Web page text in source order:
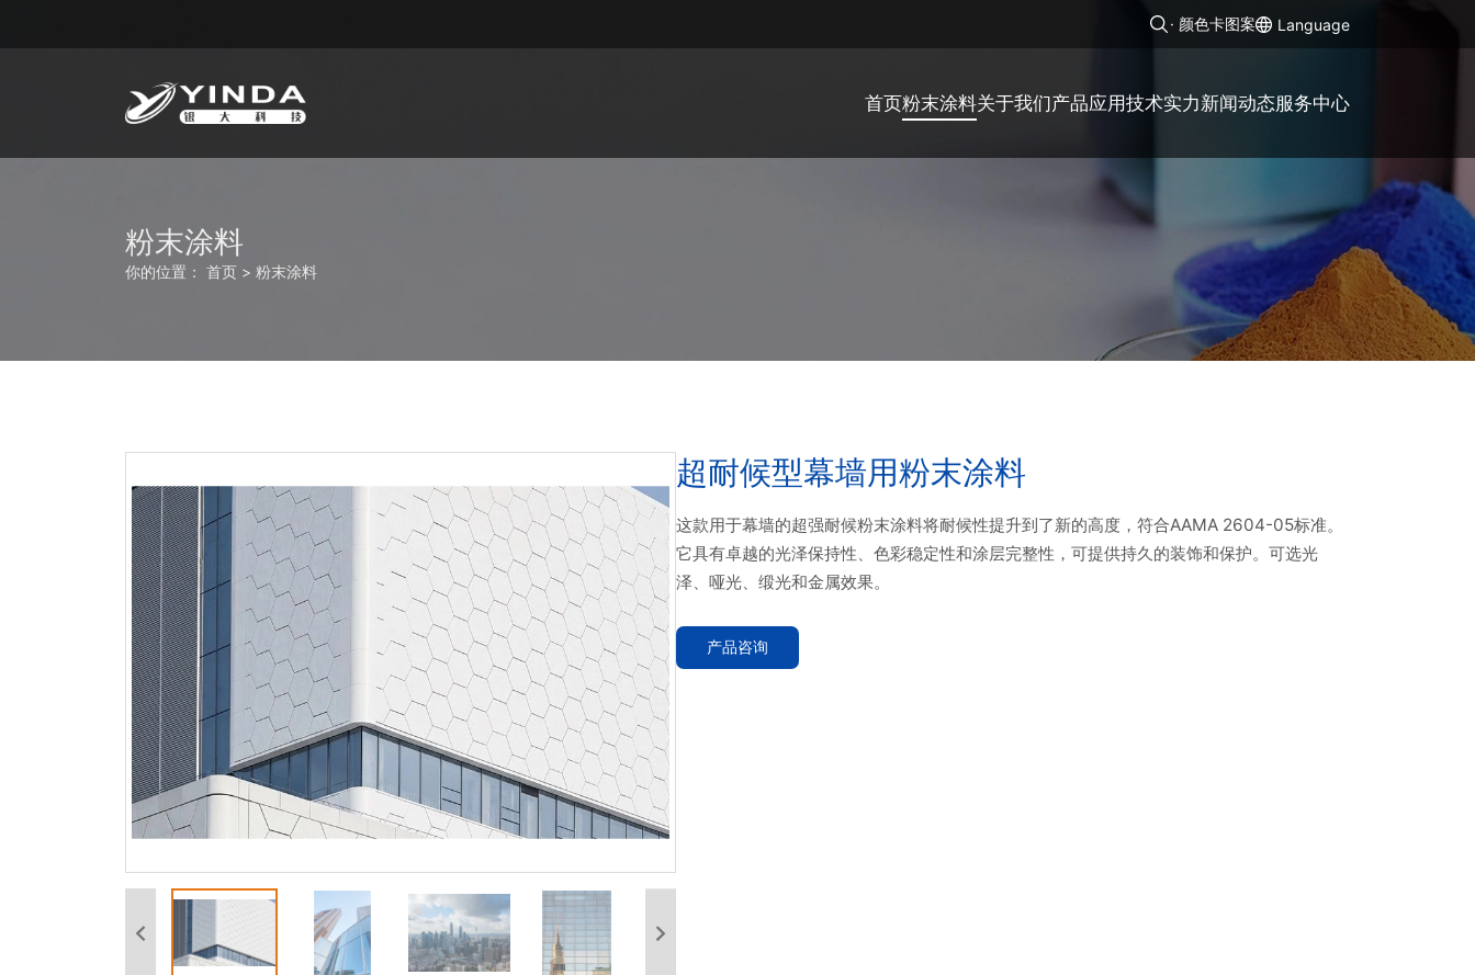
· 颜色卡图案 Language
首页粉末涂料关于我们产品应用技术实力新闻动态服务中心
粉末涂料
你的位置：首页 >粉末涂料
超耐候型幕墙用粉末涂料
这款用于幕墙的超强耐候粉末涂料将耐候性提升到了新的高度，符合AAMA 2604-05标准。
它具有卓越的光泽保持性、色彩稳定性和涂层完整性，可提供持久的装饰和保护。可选光
泽、哑光、缎光和金属效果。
产品咨询